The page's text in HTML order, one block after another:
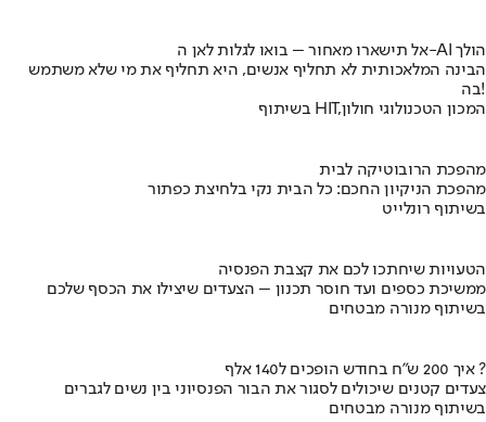
אל תישארו מאחור – בואו לגלות לאן ה-AI הולך
הבינה המלאכותית לא תחליף אנשים, היא תחליף את מי שלא משתמש
בה!
בשיתוף HIT,המכון הטכנולוגי חולון
מהפכת הרובוטיקה לבית
מהפכת הניקיון החכם: כל הבית נקי בלחיצת כפתור
בשיתוף רונלייט
הטעויות שיחתכו לכם את קצבת הפנסיה
ממשיכת כספים ועד חוסר תכנון – הצעדים שיצילו את הכסף שלכם
בשיתוף מנורה מבטחים
איך 200 ש"ח בחודש הופכים ל140 אלף ?
צעדים קטנים שיכולים לסגור את הבור הפנסיוני בין נשים לגברים
בשיתוף מנורה מבטחים